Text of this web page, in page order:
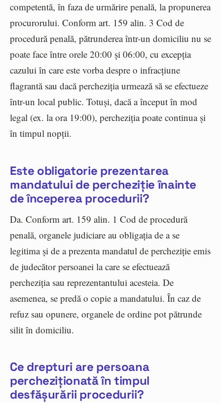
competentă, în faza de urmărire penală, la propunerea
procurorului. Conform art. 159 alin. 3 Cod de
procedură penală, pătrunderea într-un domiciliu nu se
poate face între orele 20:00 și 06:00, cu excepția
cazului în care este vorba despre o infracțiune
flagrantă sau dacă percheziția urmează să se efectueze
într-un local public. Totuși, dacă a început în mod
legal (ex. la ora 19:00), percheziția poate continua și
în timpul nopții.
Este obligatorie prezentarea
mandatului de percheziție înainte
de începerea procedurii?
Da. Conform art. 159 alin. 1 Cod de procedură
penală, organele judiciare au obligația de a se
legitima și de a prezenta mandatul de percheziție emis
de judecător persoanei la care se efectuează
percheziția sau reprezentantului acesteia. De
asemenea, se predă o copie a mandatului. În caz de
refuz sau opunere, organele de ordine pot pătrunde
silit în domiciliu.
Ce drepturi are persoana
percheziționată în timpul
desfășurării procedurii?